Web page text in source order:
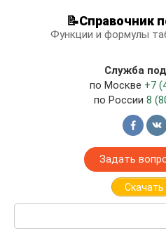
📝Справочник
Функции и формулы
Служба
по Москве +7
по России 8
Задать
Скачать
Поиск: